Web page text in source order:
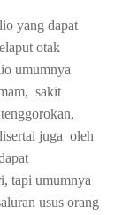
yang dapat
otak
umumnya
sakit
juga oleh
tapi umumnya
usus orang